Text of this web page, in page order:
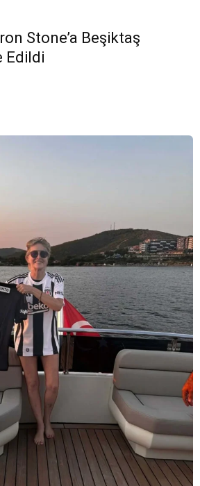
Stone’a Beşiktaş
Edildi